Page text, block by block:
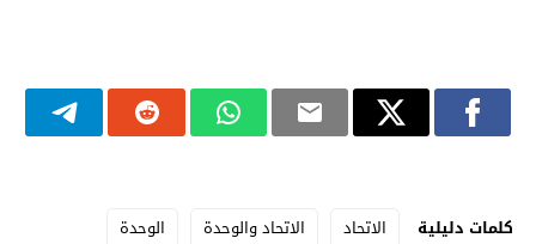
كلمات دليلية الاتحاد الاتحاد والوحدة الوحدة